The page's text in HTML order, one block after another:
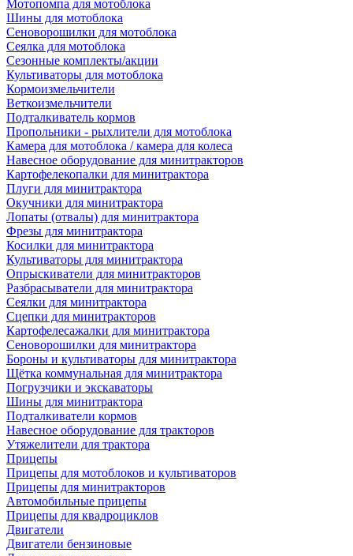
Мотопомпа для мотоблока
Шины для мотоблока
Сеноворошилки для мотоблока
Сеялка для мотоблока
Сезонные комплекты/акции
Культиваторы для мотоблока
Кормоизмельчители
Веткоизмельчители
Подталкиватель кормов
Пропольники - рыхлители для мотоблока
Камера для мотоблока / камера для колеса
Навесное оборудование для минитракторов
Картофелекопалки для минитрактора
Плуги для минитрактора
Окучники для минитрактора
Лопаты (отвалы) для минитрактора
Фрезы для минитрактора
Косилки для минитрактора
Культиваторы для минитрактора
Опрыскиватели для минитракторов
Разбрасыватели для минитрактора
Сеялки для минитрактора
Сцепки для минитракторов
Картофелесажалки для минитрактора
Сеноворошилки для минитрактора
Бороны и культиваторы для минитрактора
Щётка коммунальная для минитрактора
Погрузчики и экскаваторы
Шины для минитрактора
Подталкиватели кормов
Навесное оборудование для тракторов
Утяжелители для трактора
Прицепы
Прицепы для мотоблоков и культиваторов
Прицепы для минитракторов
Автомобильные прицепы
Прицепы для квадроциклов
Двигатели
Двигатели бензиновые